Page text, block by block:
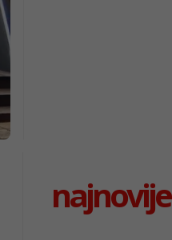
najnovije